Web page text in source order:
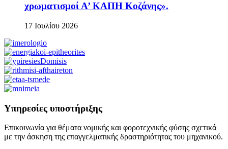
χρωματισμοί Α’ ΚΑΠΗ Κοζάνης».
17 Ιουλίου 2026
Υπηρεσίες υποστήριξης
Επικοινωνία για θέματα νομικής και φοροτεχνικής φύσης σχετικά
με την άσκηση της επαγγελματικής δραστηριότητας του μηχανικού.